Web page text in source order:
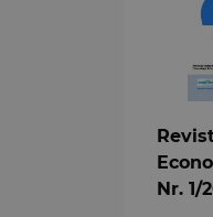
Nr. 1/